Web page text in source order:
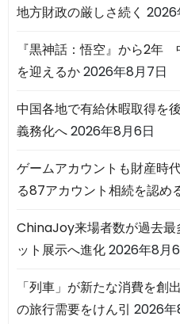
地方財政の厳しさ続く 2026
『黒神話：悟空』から2年
を迎えるか2026年8月7日
中国各地で有給休暇取得を
義務化へ2026年8月6日
ゲームアカウントも財産時
る87アカウント相続を認め
ChinaJoy来場者数が過去
ット展示へ進化2026年8月
「列車」が新たな消費を
の旅行需要をけん引 2026年